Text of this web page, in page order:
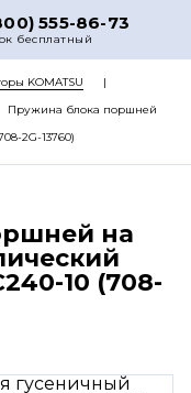
555-86-73
бесплатный
KOMATSU
Пружина блока поршней
2G-13760)
на
10 (708-